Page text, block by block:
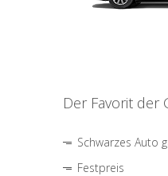
Der Favorit der
Schwarzes Auto
Festpreis